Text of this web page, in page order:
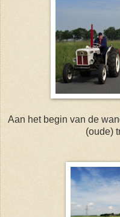
Aan het begin van de
(oude)